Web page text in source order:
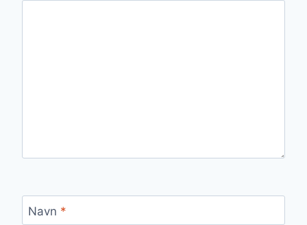
Navn *